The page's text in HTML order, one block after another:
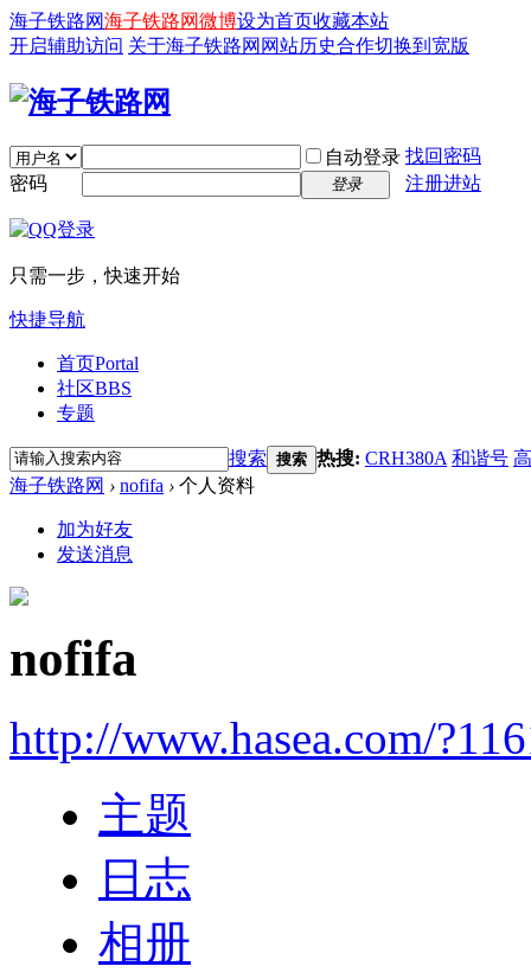
海子铁路网海子铁路网微博设为首页收藏本站
开启辅助访问 关于海子铁路网 网站历史合作切换到宽版
自动登录 找回密码
密码
登录 注册进站
只需一步，快速开始
快捷导航
首页Portal
社区BBS
专题
搜索 搜索 热搜: CRH380A 和谐号
海子铁路网 › nofifa › 个人资料
加为好友
发送消息
nofifa
http://www.hasea.com/
主题
日志
相册